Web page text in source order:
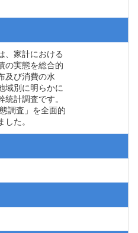
、家計における
の実態を総合的
及び消費の水
域別に明らかに
計調査です。
調査」を全面的
た。